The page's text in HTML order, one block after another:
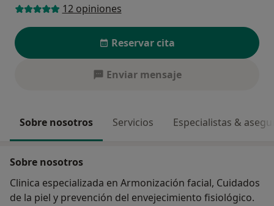
12 opiniones
Reservar cita
Enviar mensaje
Sobre nosotros Servicios Especialistas &
Sobre nosotros
Clinica especializada en Armonización facial, Cuidados
de la piel y prevención del envejecimiento fisiológico.